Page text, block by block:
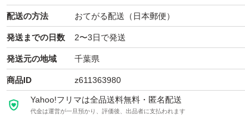
配送の方法 おてがる配送（日本郵便）
発送までの日数 2〜3日で発送
発送元の地域 千葉県
商品ID z611363980
Yahoo!フリマは全品送料無料・匿名配送
代金は運営が一旦預かり、評価後、出品者に支払われます